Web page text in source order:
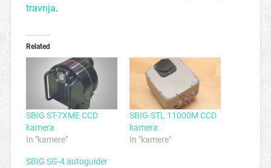
travnja.
Related
SBIG ST-7XME CCD
kamera
In "kamere"
SBIG-STL 11000M CCD
kamera
In "kamere"
SBIG SG-4 autoguider